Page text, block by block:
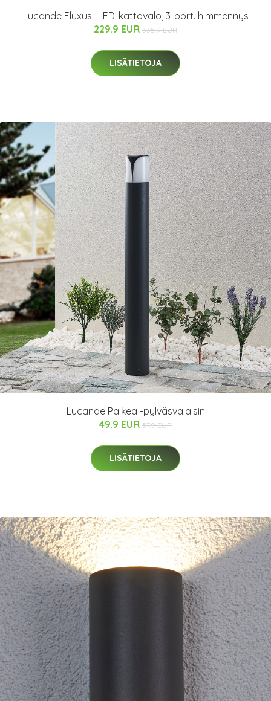
Lucande Fluxus -LED-kattovalo, 3-port. himmennys
229.9 EUR 335.9 EUR
LISÄTIETOJA
Lucande Paikea -pylväsvalaisin
49.9 EUR 57.9 EUR
LISÄTIETOJA